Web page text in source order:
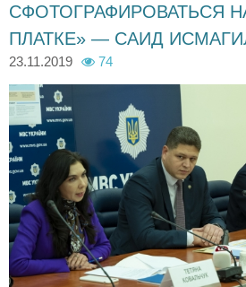
СФОТОГРАФИРОВАТЬСЯ
ПЛАТКЕ» — САИД
23.11.2019 74
d
s
c
0
1
d
s
c
0
1
1
5
7
4
4
1
5
7
4
4
d
s
c
0
1